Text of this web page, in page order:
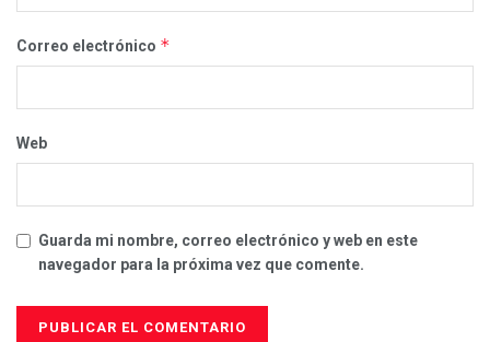
Correo electrónico *
Web
Guarda mi nombre, correo electrónico y web en este
navegador para la próxima vez que comente.